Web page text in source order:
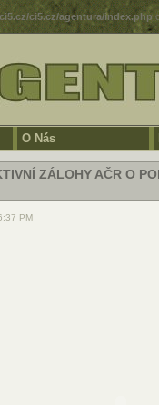
ci5.cz/agentura/index.php
O Nás
ZÁLOHY AČR O
PM